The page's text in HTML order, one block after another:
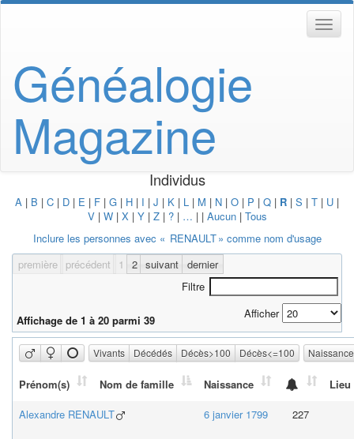
Généalogie
Magazine
Individus
A | B | C | D | E | F | G | H | I | J | K | L | M | N | O | P | Q | R | S | T | U |
V| W| X| Y| Z| ?| … | | Aucun| Tous
Inclure les personnes avec « RENAULT» comme nom d'usage
première précédent 1 2 suivant dernier
Filtre
Affichage de 1 à 20 parmi 39 Afficher
Vivants Décédés Décès>100 Décès<=100
Prénom(s) Nom de famille Naissance Lieu
Alexandre RENAULT 6 janvier 1799 227